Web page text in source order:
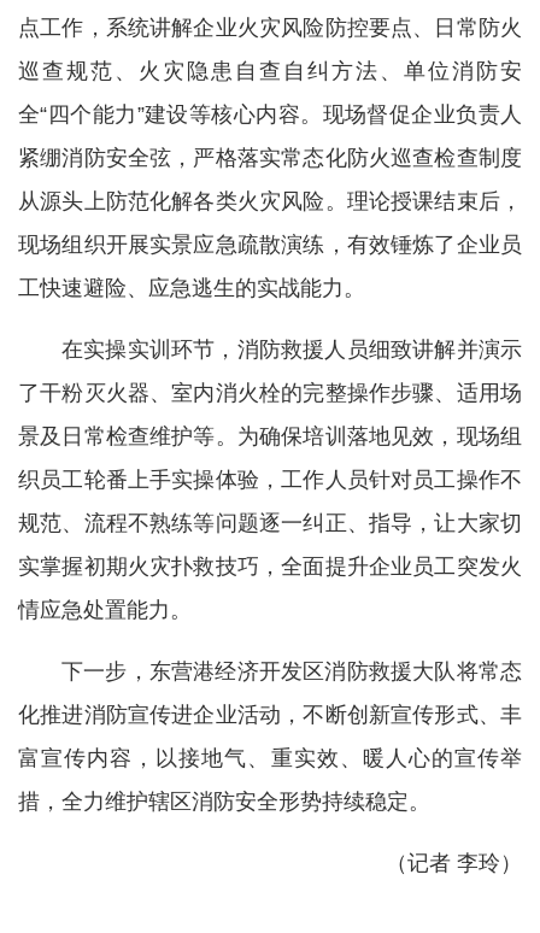
点工作，系统讲解企业火灾风险防控要点、日常防火
巡查规范、火灾隐患自查自纠方法、单位消防安
全“四个能力”建设等核心内容。现场督促企业负责人
紧绷消防安全弦，严格落实常态化防火巡查检查制度
从源头上防范化解各类火灾风险。理论授课结束后，
现场组织开展实景应急疏散演练，有效锤炼了企业员
工快速避险、应急逃生的实战能力。
在实操实训环节，消防救援人员细致讲解并演示
了干粉灭火器、室内消火栓的完整操作步骤、适用场
景及日常检查维护等。为确保培训落地见效，现场组
织员工轮番上手实操体验，工作人员针对员工操作不
规范、流程不熟练等问题逐一纠正、指导，让大家切
实掌握初期火灾扑救技巧，全面提升企业员工突发火
情应急处置能力。
下一步，东营港经济开发区消防救援大队将常态
化推进消防宣传进企业活动，不断创新宣传形式、丰
富宣传内容，以接地气、重实效、暖人心的宣传举
措，全力维护辖区消防安全形势持续稳定。
（记者 李玲）